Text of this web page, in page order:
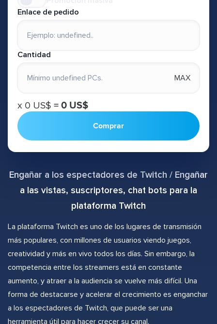
Enlace de pedido
Cantidad
MAX
х 0 US$ = 0 US$
Comprar
Engañar a los espectadores de Twitch / Engañar
a las vistas, suscriptores, chat bots para la
plataforma Twitch
La plataforma Twitch es uno de los lugares de transmisión
más populares, con millones de usuarios viendo juegos,
creatividad y más en vivo todos los días. Sin embargo, la
competencia entre los streamers está en constante
aumento, y atraer a la audiencia se vuelve más difícil. Una
forma de destacarse y acelerar el crecimiento es enganchar
a los espectadores de Twitch, que puede ser una
herramienta útil para hacer crecer su canal.